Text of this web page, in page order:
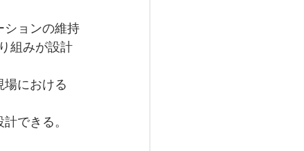
ションの維持
組みが設計
場における
できる。